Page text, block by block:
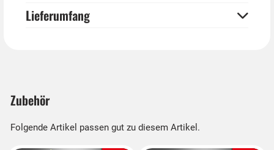
Lieferumfang
Zubehör
Folgende Artikel passen gut zu diesem Artikel.